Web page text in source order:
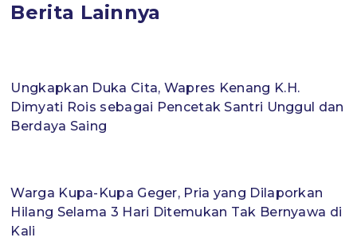
Berita Lainnya
Ungkapkan Duka Cita, Wapres Kenang K.H.
Dimyati Rois sebagai Pencetak Santri Unggul dan
Berdaya Saing
Warga Kupa-Kupa Geger, Pria yang Dilaporkan
Hilang Selama 3 Hari Ditemukan Tak Bernyawa di
Kali